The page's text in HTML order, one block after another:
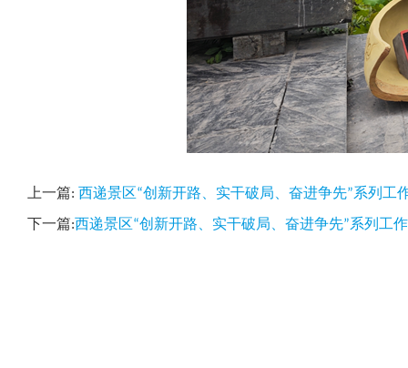
上一篇: 西递景区“创新开路、实干破局、奋进争先”系列工
下一篇:西递景区“创新开路、实干破局、奋进争先”系列工